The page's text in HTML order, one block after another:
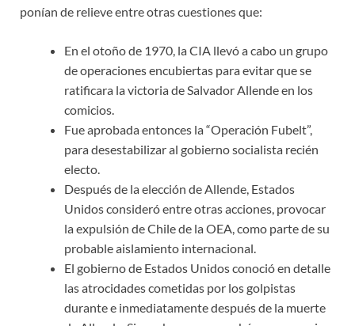
ponían de relieve entre otras cuestiones que:
En el otoño de 1970, la CIA llevó a cabo un grupo
de operaciones encubiertas para evitar que se
ratificara la victoria de Salvador Allende en los
comicios.
Fue aprobada entonces la “Operación Fubelt”,
para desestabilizar al gobierno socialista recién
electo.
Después de la elección de Allende, Estados
Unidos consideró entre otras acciones, provocar
la expulsión de Chile de la OEA, como parte de su
probable aislamiento internacional.
El gobierno de Estados Unidos conoció en detalle
las atrocidades cometidas por los golpistas
durante e inmediatamente después de la muerte